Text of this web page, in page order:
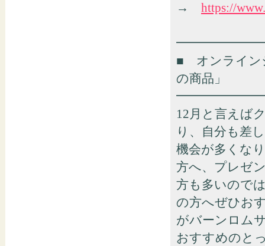
→ https://
■ オンライン
の商品」
12月と言えば
り、自分も差
機会が多くな
方へ、プレゼ
方も多いので
の方へぜひお
がバーンロム
おすすめのと